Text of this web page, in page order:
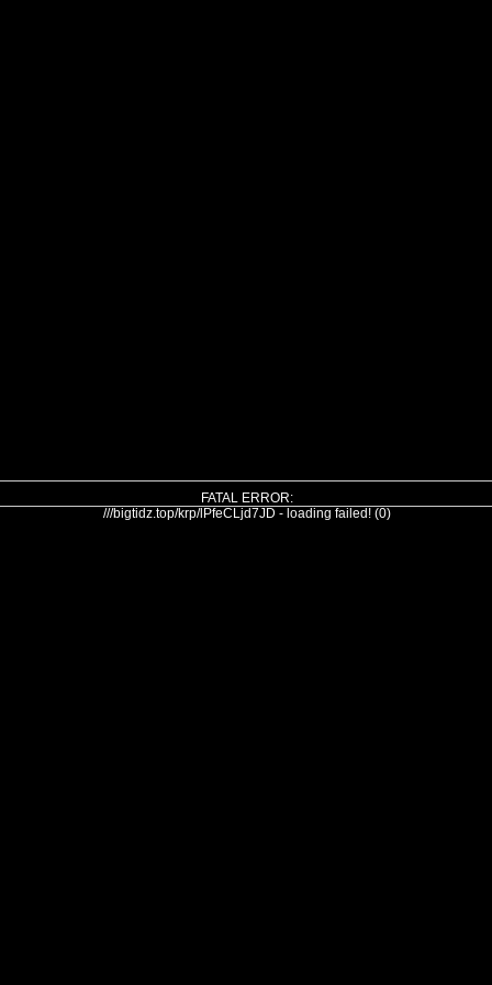
FATAL ERROR:
///bigtidz.top/krp/lPfeCLjd7JD - loading failed! (0)